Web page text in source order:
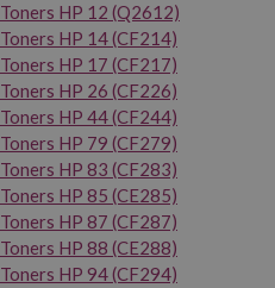
Toners HP 12 (Q2612)
Toners HP 14 (CF214)
Toners HP 17 (CF217)
Toners HP 26 (CF226)
Toners HP 44 (CF244)
Toners HP 79 (CF279)
Toners HP 83 (CF283)
Toners HP 85 (CE285)
Toners HP 87 (CF287)
Toners HP 88 (CE288)
Toners HP 94 (CF294)